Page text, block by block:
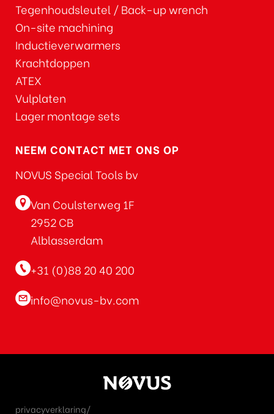
Tegenhoudsleutel / Back-up wrench
On-site machining
Inductieverwarmers
Krachtdoppen
ATEX
Vulplaten
Lager montage sets
NEEM CONTACT MET ONS OP
NOVUS Special Tools bv
Van Coulsterweg 1F
2952 CB
Alblasserdam
+31 (0)88 20 40 200
info@novus-bv.com
privacyverklaring/